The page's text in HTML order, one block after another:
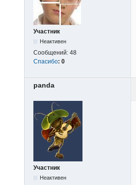
Участник
Неактивен
Сообщений: 48
Спасибо: 0
panda
Участник
Неактивен